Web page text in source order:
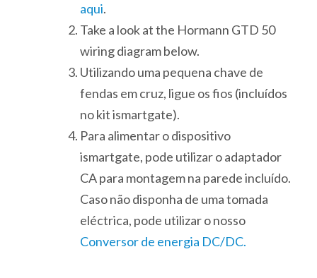
aqui.
Take a look at the Hormann GTD 50
wiring diagram below.
Utilizando uma pequena chave de
fendas em cruz, ligue os fios (incluídos
no kit ismartgate).
Para alimentar o dispositivo
ismartgate, pode utilizar o adaptador
CA para montagem na parede incluído.
Caso não disponha de uma tomada
eléctrica, pode utilizar o nosso
Conversor de energia DC/DC.